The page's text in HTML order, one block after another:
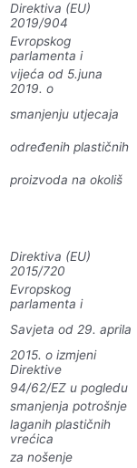
Direktiva (EU)
2019/904
Evropskog
parlamenta i
vijeća od 5.juna
2019. o
smanjenju utjecaja
određenih plastičnih
proizvoda na okoliš
Direktiva (EU)
2015/720
Evropskog
parlamenta i
Savjeta od 29. aprila
2015. o izmjeni
Direktive
94/62/EZ u pogledu
smanjenja potrošnje
laganih plastičnih
vrećica
za nošenje